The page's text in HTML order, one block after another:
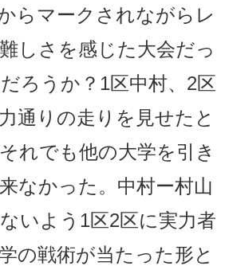
らマークされながらレ
しさを感じた大会だっ
ろうか？1区中村、2区
通りの走りを見せたと
れでも他の大学を引き
なかった。中村ー村山
いよう1区2区に実力者
の戦術が当たった形と